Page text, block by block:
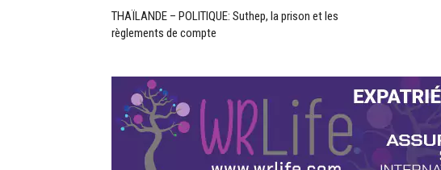
THAÏLANDE – POLITIQUE: Suthep, la prison et les
règlements de compte